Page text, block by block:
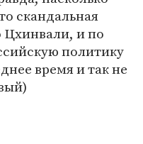
скандальная
Цхинвали, и по
политику
время и так не